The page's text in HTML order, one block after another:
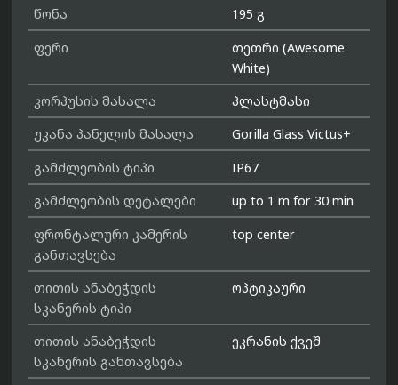
წონა
195 გ
ფერი
თეთრი (Awesome
White)
კორპუსის მასალა
პლასტმასი
უკანა პანელის მასალა
Gorilla Glass Victus+
გამძლეობის ტიპი
IP67
გამძლეობის დეტალები
up to 1 m for 30 min
ფრონტალური კამერის
განთავსება
top center
თითის ანაბეჭდის
სკანერის ტიპი
ოპტიკაური
თითის ანაბეჭდის
სკანერის განთავსება
ეკრანის ქვეშ